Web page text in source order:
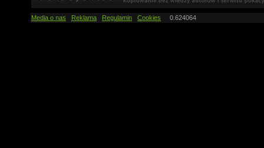
Media o nas Reklama Regulamin Cookies 0.624064